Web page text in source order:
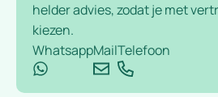
helder advies, zodat je met
kiezen.
WhatsappMailTelefoon